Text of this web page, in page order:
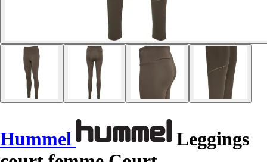
Hummel
Leggings